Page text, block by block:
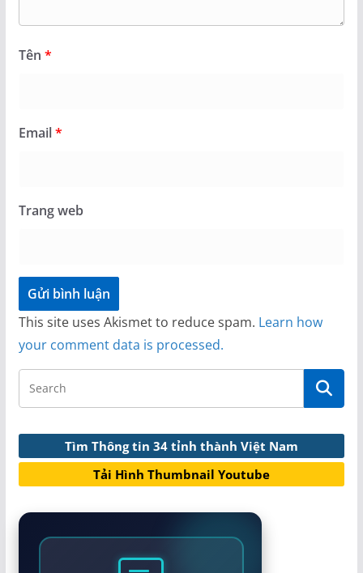
Tên *
Email*
Trang web
This site uses Akismet to reduce spam. Learn how
your comment data is processed.
Tìm Thông tin 34 tỉnh thành Việt Nam
Tải Hình Thumbnail Youtube